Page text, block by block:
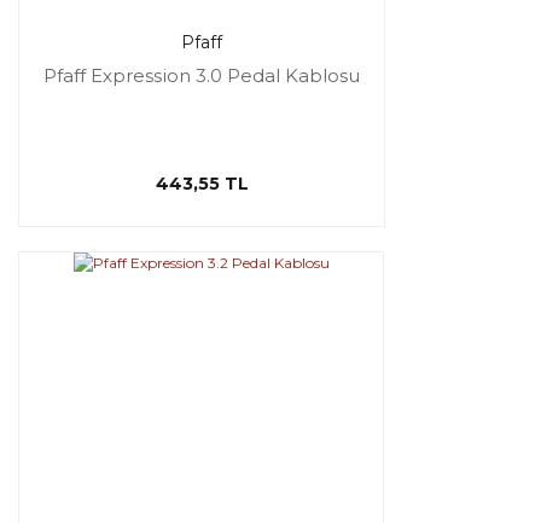
Pfaff
Pfaff Expression 3.0 Pedal Kablosu
443,55 TL